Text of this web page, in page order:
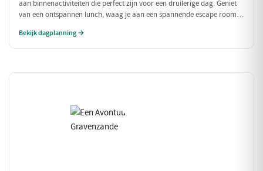
aan binnenactiviteiten die perfect zijn voor een druilerige dag. Geniet
van een ontspannen lunch, waag je aan een spannende escape room
binnenshuis!
Bekijk dagplanning →